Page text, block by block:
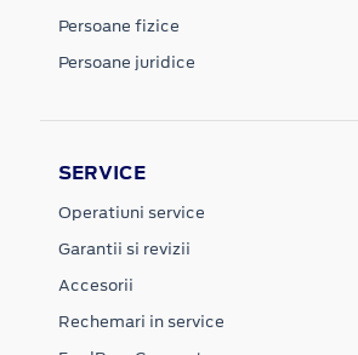
Persoane fizice
Persoane juridice
SERVICE
Operatiuni service
Garantii si revizii
Accesorii
Rechemari in service